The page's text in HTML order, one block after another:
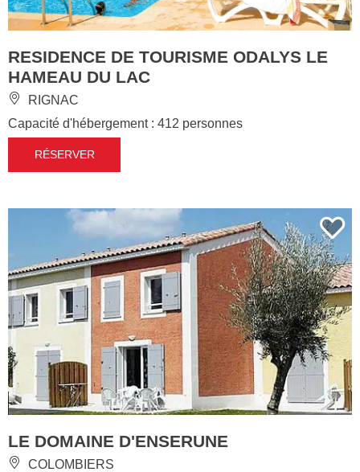
RESIDENCE DE TOURISME ODALYS LE
HAMEAU DU LAC
RIGNAC
Capacité d'hébergement : 412 personnes
RÉSERVER
LE DOMAINE D'ENSERUNE
COLOMBIERS